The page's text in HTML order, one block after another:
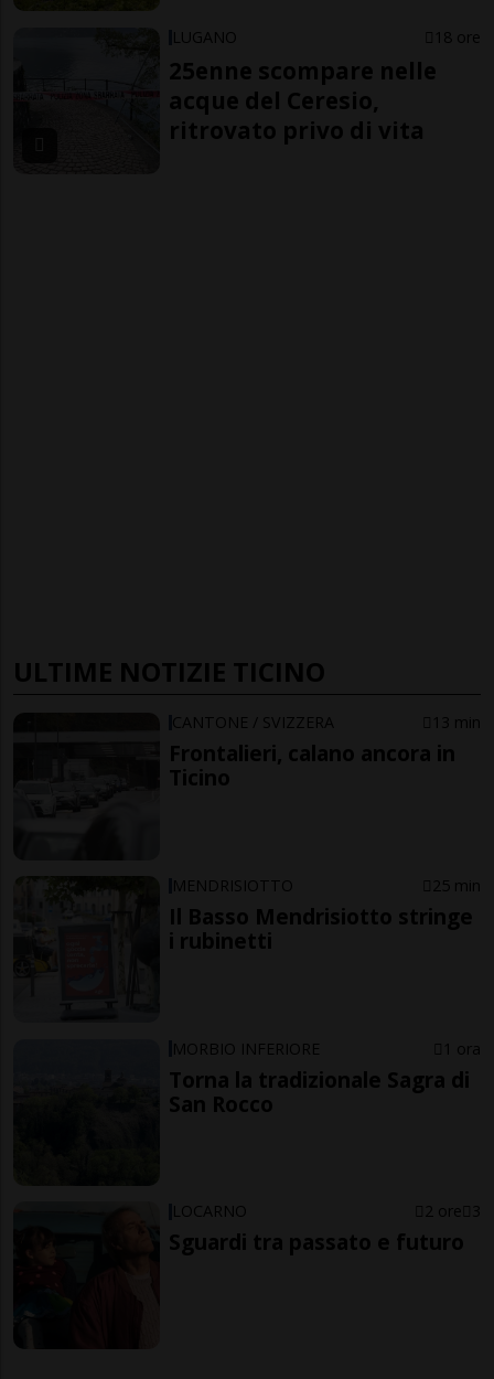
LUGANO 18 ore
25enne scompare nelle
acque del Ceresio,
ritrovato privo di vita
ULTIME NOTIZIE TICINO
CANTONE / SVIZZERA 13 min
Frontalieri, calano ancora in
Ticino
MENDRISIOTTO 25 min
Il Basso Mendrisiotto stringe
i rubinetti
MORBIO INFERIORE 1 ora
Torna la tradizionale Sagra di
San Rocco
LOCARNO 2 ore 3
Sguardi tra passato e futuro